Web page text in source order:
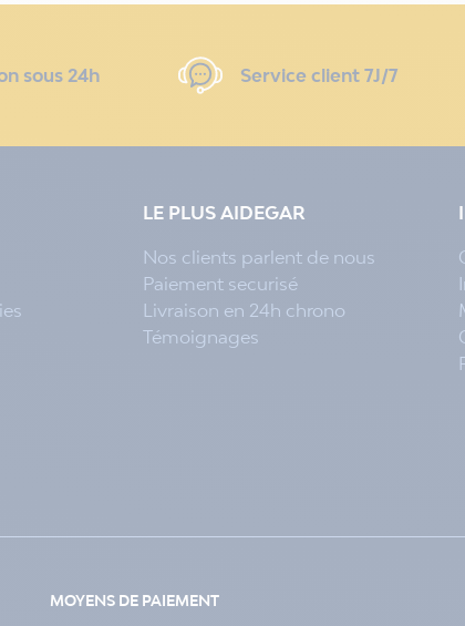
sous 24h Service client 7J/7
LE PLUS AIDEGAR
Nos clients parlent de nous
Paiement securisé
Livraison en 24h chrono
Témoignages
MOYENS DE PAIEMENT